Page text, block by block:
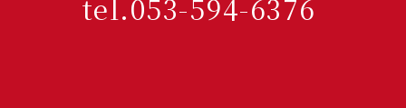
tel.053-594-6376